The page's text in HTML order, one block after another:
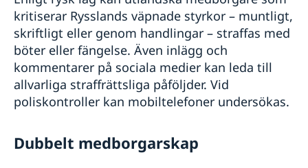
kritiserar Rysslands väpnade styrkor – muntligt,
skriftligt eller genom handlingar – straffas med
böter eller fängelse. Även inlägg och
kommentarer på sociala medier kan leda till
allvarliga straffrättsliga påföljder. Vid
poliskontroller kan mobiltelefoner undersökas.
Dubbelt medborgarskap